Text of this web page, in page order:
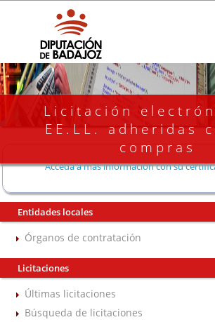
Licitación
EE.LL. adheridas
compras
Acceda a más información con su
Entidades locales
Órganos de contratación
Licitaciones
Últimas licitaciones
Búsqueda de licitaciones